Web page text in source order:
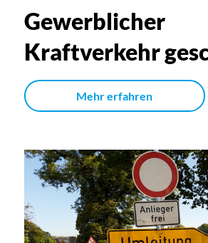
Gewerblicher
Kraftverkehr
Mehr erfahren